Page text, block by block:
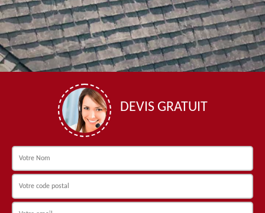
DEVIS GRATUIT